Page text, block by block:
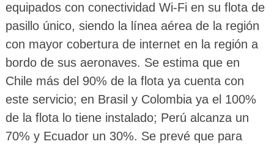
equipados con conectividad Wi-Fi en su flota de
pasillo único, siendo la línea aérea de la región
con mayor cobertura de internet en la región a
bordo de sus aeronaves. Se estima que en
Chile más del 90% de la flota ya cuenta con
este servicio; en Brasil y Colombia ya el 100%
de la flota lo tiene instalado; Perú alcanza un
70% y Ecuador un 30%. Se prevé que para